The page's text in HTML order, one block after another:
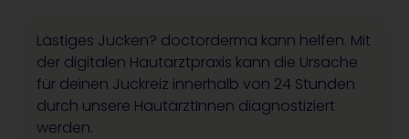
Lästiges Jucken? doctorderma kann helfen. Mit
der digitalen Hautarztpraxis kann die Ursache
für deinen Juckreiz innerhalb von 24 Stunden
durch unsere HautärztInnen diagnostiziert
werden.